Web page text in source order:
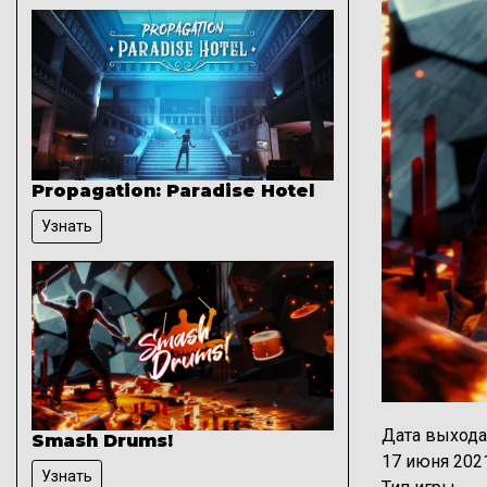
Дата выхода
17 июня
Propagation: Paradise Hotel
Узнать
Smash Drums!
Узнать